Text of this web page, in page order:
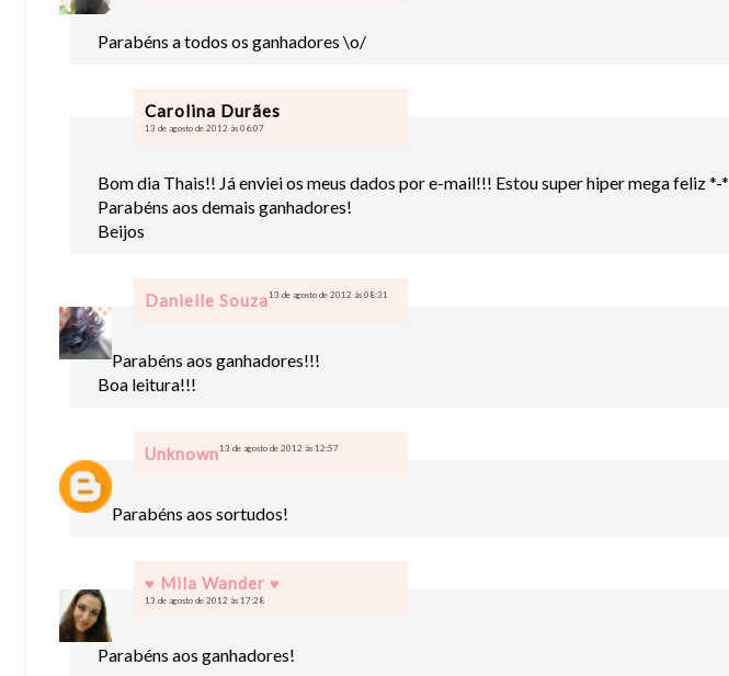
Parabéns a todos os ganhadores \o/
Carolina Durães
13 de agosto de 2012 às 06:07
Bom dia Thais!! Já enviei os meus dados por e-mail!!! Estou super hiper mega feliz *-*
Parabéns aos demais ganhadores!
Beijos
Danielle Souza13 de agosto de 2012 às 08:31
Parabéns aos ganhadores!!!
Boa leitura!!!
Unknown13 de agosto de 2012 às 12:57
Parabéns aos sortudos!
♥ Mila Wander ♥
13 de agosto de 2012 às 17:28
Parabéns aos ganhadores!